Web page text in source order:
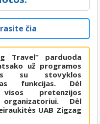
čia
Travel“ parduoda
už programos
su stovyklos
funkcijas. Dėl
pretenzijos
Dėl
UAB Zigzag